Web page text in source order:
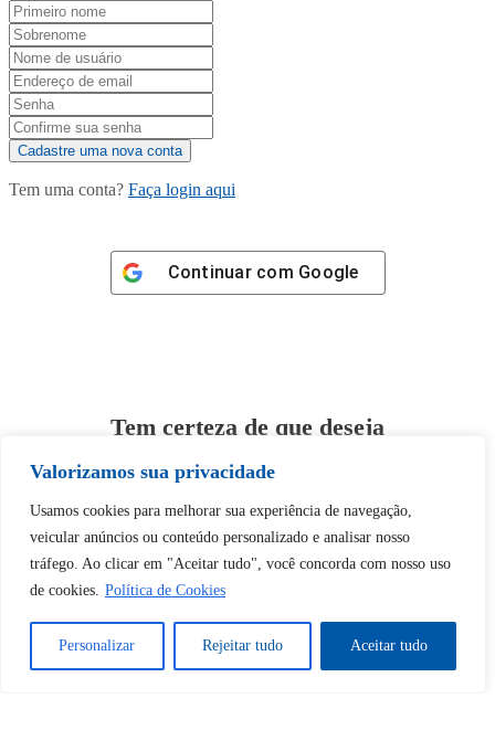
Valorizamos sua privacidade
Usamos cookies para melhorar sua experiência de navegação,
veicular anúncios ou conteúdo personalizado e analisar nosso
tráfego. Ao clicar em "Aceitar tudo", você concorda com nosso uso
de cookies. Política de Cookies
Personalizar Rejeitar tudo Aceitar tudo
Tem uma conta? Faça login aqui
Continuar com Google
Tem certeza de que deseja
Desbloquear esquerda : 0
Sim